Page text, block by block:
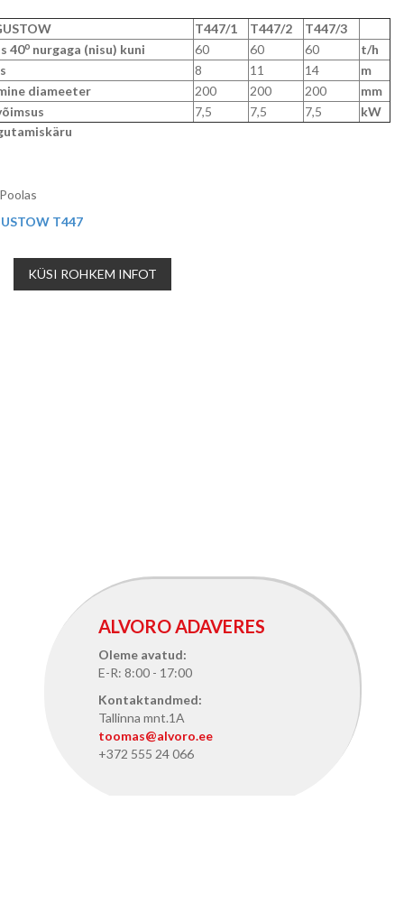
T447/1 T447/2
T447/3
40o nurgaga (nisu) kuni 60 60 60
t/h
8 11 14
m
diameeter
200 200 200
mm
7,5 7,5 7,5
kW
T447
KÜSI ROHKEM INFOT
ALVORO ADAVERES
Oleme avatud:
E-R: 8:00 - 17:00
Kontaktandmed:
Tallinna mnt.1A
toomas@alvoro.ee
+372 555 24 066